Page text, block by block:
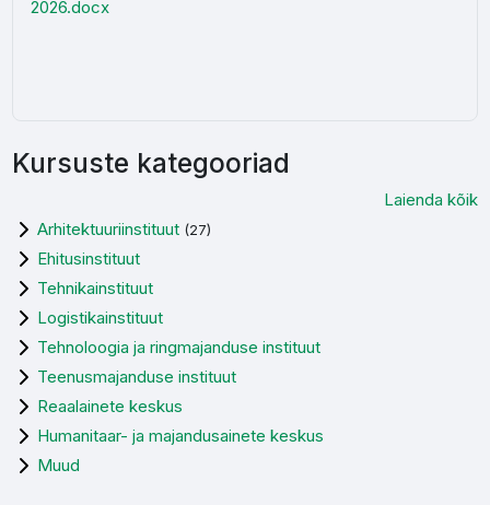
2026.docx
Kursuste kategooriad
Laienda kõik
Arhitektuuriinstituut (27)
Ehitusinstituut
Tehnikainstituut
Logistikainstituut
Tehnoloogia ja ringmajanduse instituut
Teenusmajanduse instituut
Reaalainete keskus
Humanitaar- ja majandusainete keskus
Muud